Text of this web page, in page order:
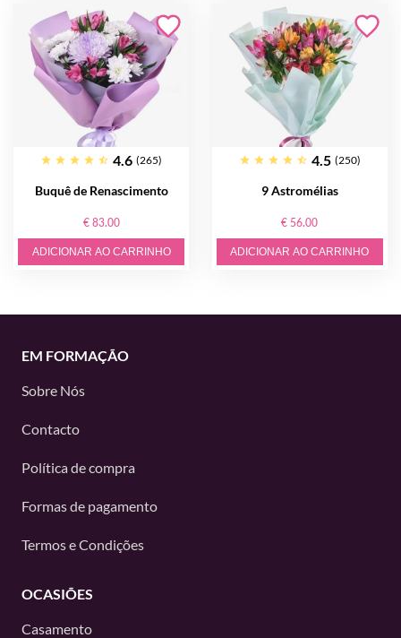
4.6 (265)
Buquê de Renascimento
€ 83.00
ADICIONAR AO CARRINHO
4.5 (250)
9 Astromélias
€ 56.00
ADICIONAR AO CARRINHO
EM FORMAÇÃO
Sobre Nós
Contacto
Política de compra
Formas de pagamento
Termos e Condições
OCASIÕES
Casamento